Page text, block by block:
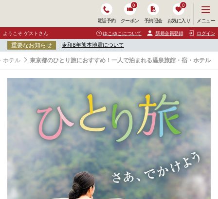
電話予約 クーポン
0
予約照会 お気に入り
0
ニ
ュ
ー
開
く
メニュー
ようこそ ゲストさん ゆこゆこについて 新規会員登録 ログイン
重要なお知らせ 令和8年熊本地震について
ホテル 東京都のひとり旅におすすめ！一人で泊まれる温泉旅館・宿・ホテル